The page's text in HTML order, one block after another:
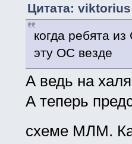
Цитата:
когда ребята
эту ОС везде
А ведь на
А теперь
схеме МЛМ.